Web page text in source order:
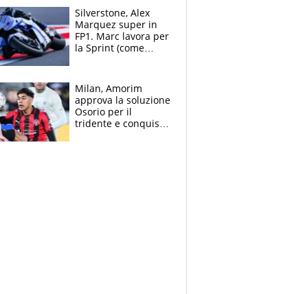
Silverstone, Alex
Marquez super in
FP1. Marc lavora per
la Sprint (come
Milan, Amorim
approva la soluzione
Osorio per il
tridente e conquista